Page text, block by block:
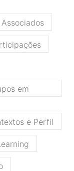
Associados
em
e Perfil